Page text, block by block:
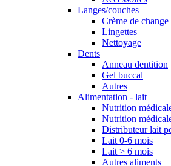
Langes/couches
Crème de
Lingettes
Nettoyage
Dents
Anneau dentition
Gel buccal
Autres
Alimentation - lait
Nutrition
Nutrition
Distributeur lait
Lait 0-6 mois
Lait > 6 mois
Autres aliments